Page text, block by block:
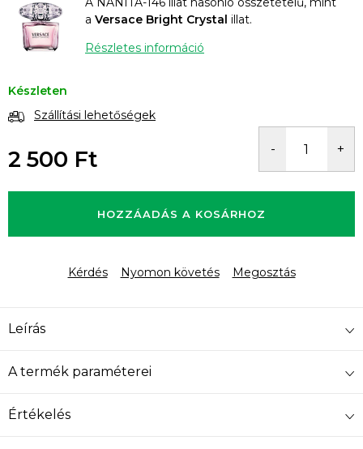
a Versace Bright Crystal illat.
Részletes információ
Készleten
Szállítási lehetőségek
2 500 Ft
HOZZÁADÁS A KOSÁRHOZ
Kérdés Nyomon követés Megosztás
Leírás
A termék paraméterei
Értékelés